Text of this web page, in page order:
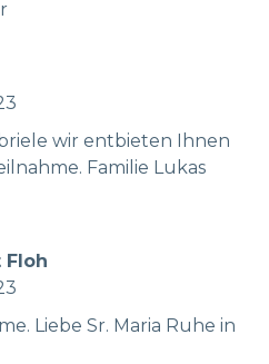
wir entbieten Ihnen
Familie Lukas
Floh
Liebe Sr. Maria Ruhe in